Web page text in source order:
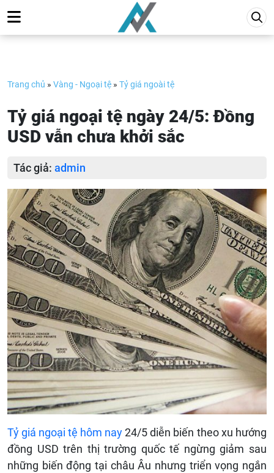
to
content
Trang chủ » Vàng - Ngoại tệ » Tỷ giá ngoài tệ
Tỷ giá ngoại tệ ngày 24/5: Đồng
USD vẫn chưa khởi sắc
Tác giả: admin
Tỷ giá ngoại tệ hôm nay24/5 diễn biến theo xu hướng
đồng USD trên thị trường quốc tế ngừng giảm sau
những biến động tại châu Âu nhưng triển vọng ngắn